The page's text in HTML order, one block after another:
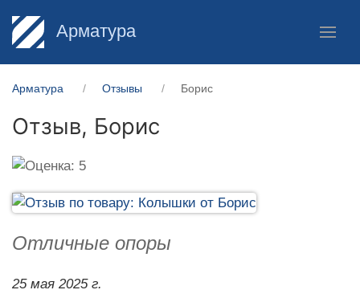
Арматура
Арматура Отзывы Борис
Отзыв, Борис
Отличные опоры
25 мая 2025 г.